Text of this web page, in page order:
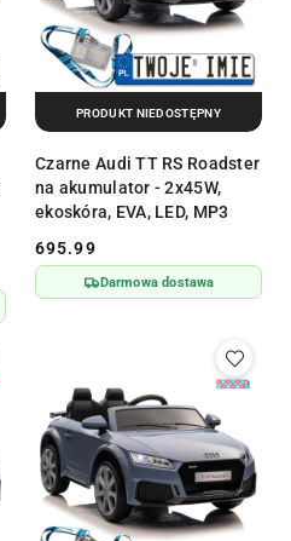
Czarne Audi TT RS Roadster
na akumulator - 2x45W,
ekoskóra, EVA, LED, MP3
Cena:
695.99
Darmowa dostawa
PRODUKT NIEDOSTĘPNY